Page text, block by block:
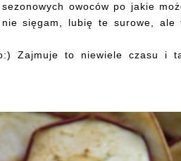
owoców po jakie
sięgam, lubię te surowe,
Zajmuje to niewiele czasu i